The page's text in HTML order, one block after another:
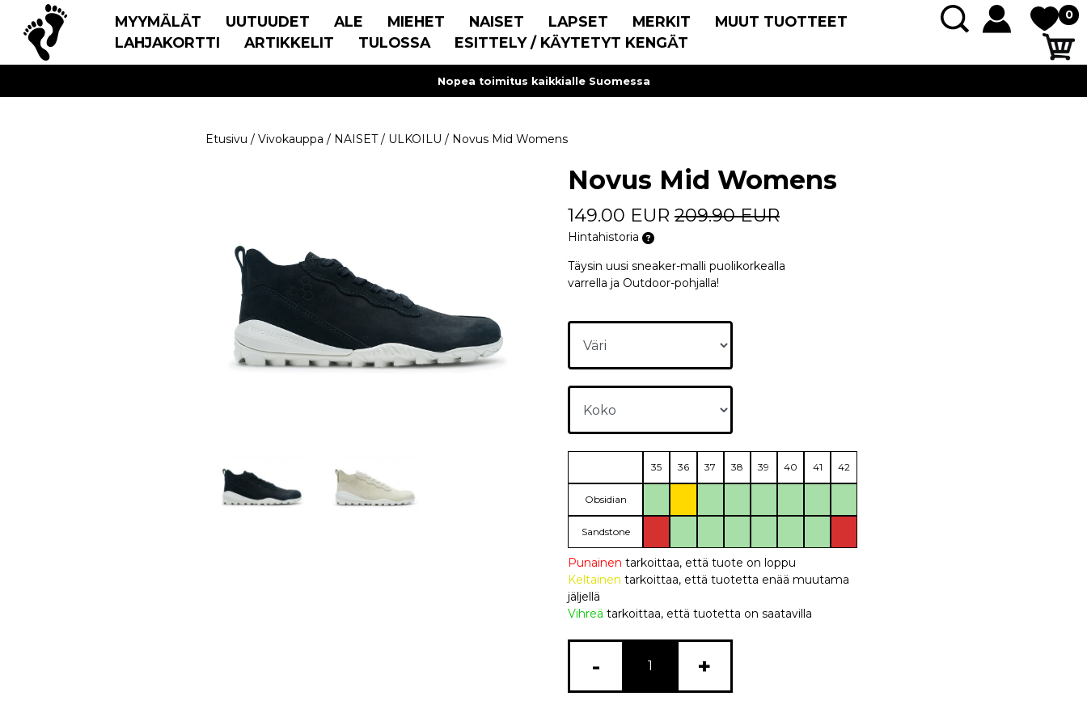
MYYMÄLÄT UUTUUDET ALE MIEHET NAISET LAPSET MERKIT
MUUT TUOTTEET
LAHJAKORTTI
ARTIKKELIT TULOSSA ESITTELY / KÄYTETYT KENGÄT
0
Nopea toimitus kaikkialle Suomessa
Etusivu / Vivokauppa / NAISET/ ULKOILU / Novus Mid Womens
Novus Mid Womens
149.00 EUR 209.90 EUR
Hintahistoria
Täysin uusi sneaker-malli puolikorkealla
varrella ja Outdoor-pohjalla!
35 36 37 38 39 40 41 42
Obsidian
Sandstone
Punainen tarkoittaa, että tuote on loppu
Keltainen tarkoittaa, että tuotetta enää muutama
jäljellä
Vihreä tarkoittaa, että tuotetta on saatavilla
- +